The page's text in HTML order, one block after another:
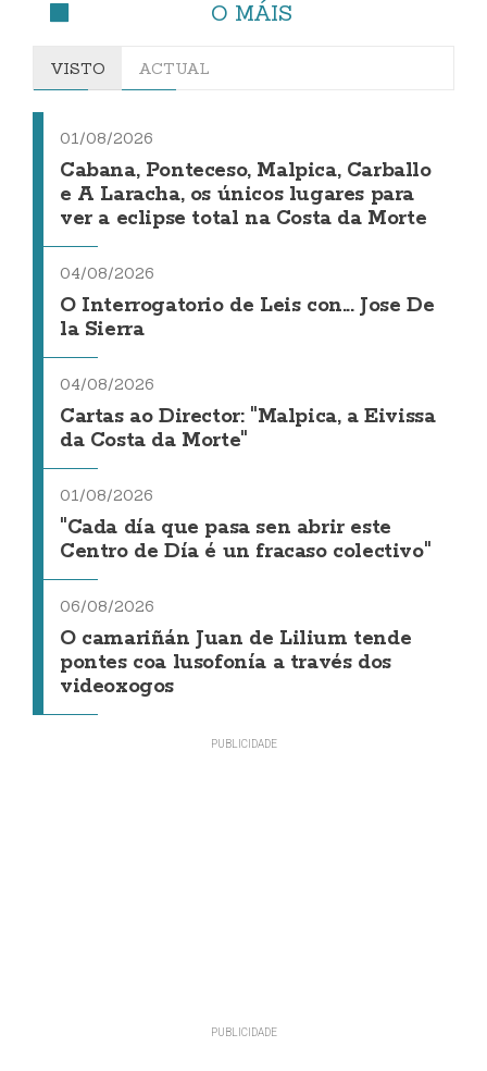
O MÁIS
VISTO ACTUAL
01/08/2026
Cabana, Ponteceso, Malpica, Carballo
e A Laracha, os únicos lugares para
ver a eclipse total na Costa da Morte
04/08/2026
O Interrogatorio de Leis con... Jose De
la Sierra
04/08/2026
Cartas ao Director: "Malpica, a Eivissa
da Costa da Morte"
01/08/2026
"Cada día que pasa sen abrir este
Centro de Día é un fracaso colectivo"
06/08/2026
O camariñán Juan de Lilium tende
pontes coa lusofonía a través dos
videoxogos